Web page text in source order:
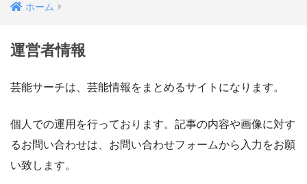
ホーム
運営者情報
芸能サーチは、芸能情報をまとめるサイトになります。
個人での運用を行っております。記事の内容や画像に対す
るお問い合わせは、お問い合わせフォームから入力をお願
い致します。